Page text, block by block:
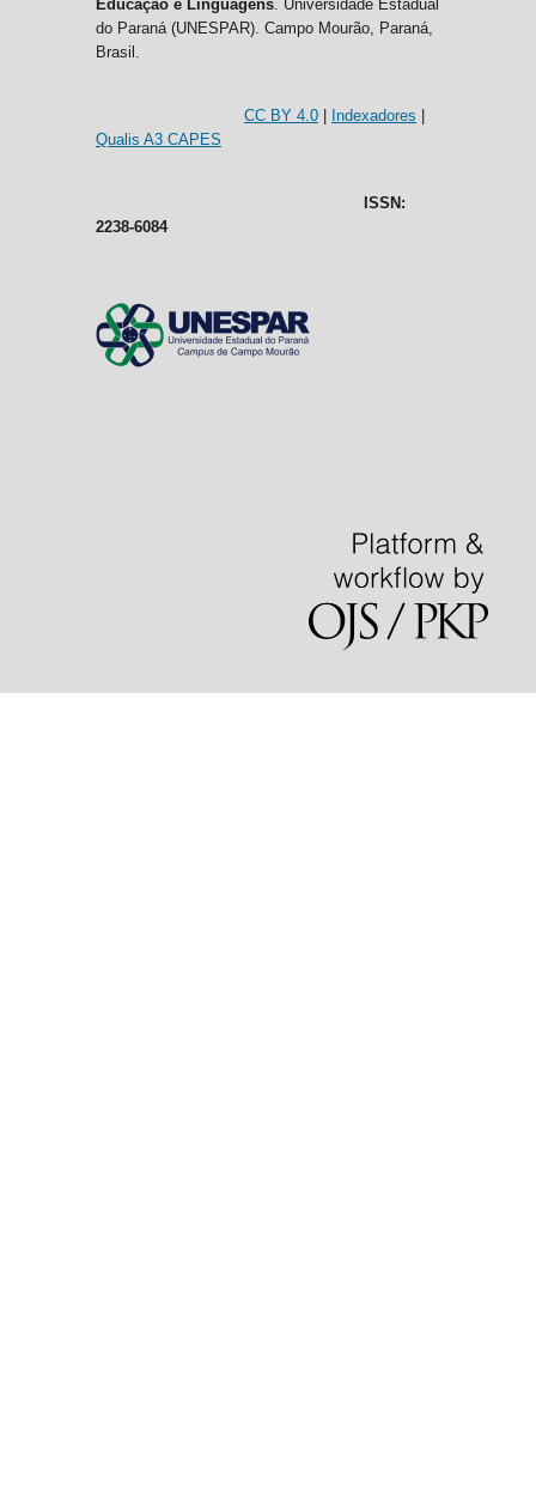
Educação e Linguagens. Universidade Estadual
do Paraná (UNESPAR). Campo Mourão, Paraná,
Brasil.
CC BY 4.0| Indexadores
Qualis A3 CAPES
ISSN:
2238-6084